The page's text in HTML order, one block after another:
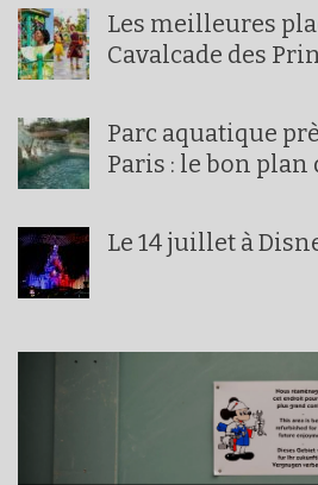
Les meilleures
Cavalcade des
Parc aquatique
Paris : le bon plan
Le 14 juillet à